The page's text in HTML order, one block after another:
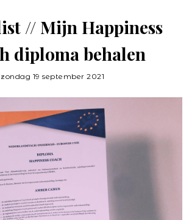
// Mijn Happiness
diploma behalen
zondag 19 september 2021